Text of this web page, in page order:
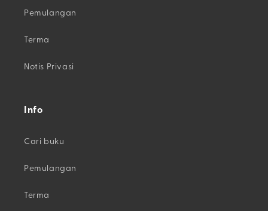
Pemulangan
Terma
Notis Privasi
Info
Cari buku
Pemulangan
Terma